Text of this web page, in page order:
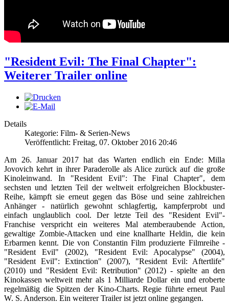
"Resident Evil: The Final Chapter":
Weiterer Trailer online
Details
Kategorie: Film- & Serien-News
Veröffentlicht: Freitag, 07. Oktober 2016 20:46
Am 26. Januar 2017 hat das Warten endlich ein Ende: Milla
Jovovich kehrt in ihrer Paraderolle als Alice zurück auf die große
Kinoleinwand. In "Resident Evil": The Final Chapter", dem
sechsten und letzten Teil der weltweit erfolgreichen Blockbuster-
Reihe, kämpft sie erneut gegen das Böse und seine zahlreichen
Anhänger - natürlich gewohnt schlagfertig, kampferprobt und
einfach unglaublich cool. Der letzte Teil des "Resident Evil"-
Franchise verspricht ein weiteres Mal atemberaubende Action,
gewaltige Zombie-Attacken und eine knallharte Heldin, die kein
Erbarmen kennt. Die von Constantin Film produzierte Filmreihe -
"Resident Evil" (2002), "Resident Evil: Apocalypse" (2004),
"Resident Evil": Extinction" (2007), "Resident Evil: Aftertlife"
(2010) und "Resident Evil: Retribution" (2012) - spielte an den
Kinokassen weltweit mehr als 1 Milliarde Dollar ein und eroberte
regelmäßig die Spitzen der Kino-Charts. Regie führte erneut Paul
W. S. Anderson. Ein weiterer Trailer ist jetzt online gegangen.